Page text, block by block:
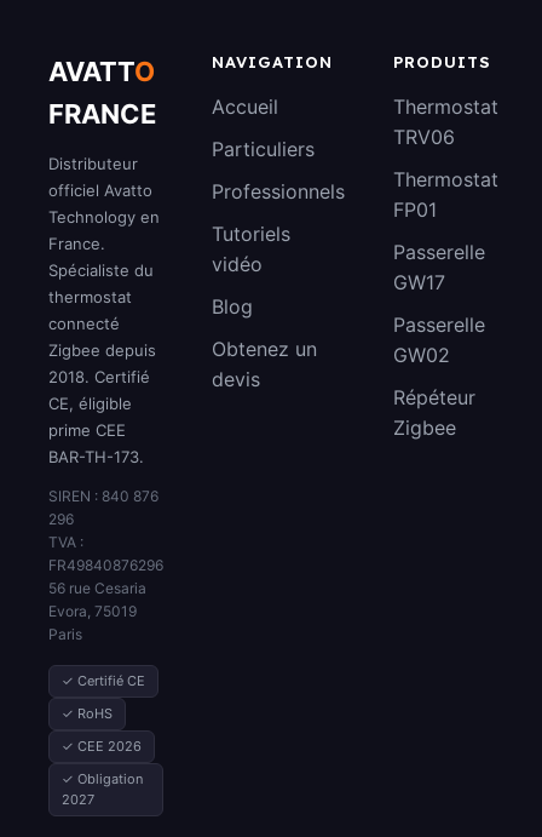
AVATTO
FRANCE
Distributeur
officiel Avatto
Technology en
France.
Spécialiste du
thermostat
connecté
Zigbee depuis
2018. Certifié
CE, éligible
prime CEE
BAR-TH-173.
SIREN : 840 876
296
TVA :
FR49840876296
56 rue Cesaria
Evora, 75019
Paris
✓ Certifié CE
✓ RoHS
✓ CEE 2026
✓ Obligation
2027
NAVIGATION
Accueil
Particuliers
Professionnels
Tutoriels
vidéo
Blog
Obtenez un
devis
PRODUITS
Thermostat
TRV06
Thermostat
FP01
Passerelle
GW17
Passerelle
GW02
Répéteur
Zigbee